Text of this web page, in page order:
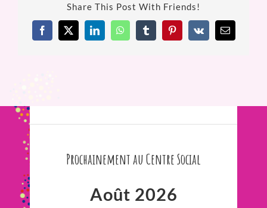
Share This Post With Friends!
Facebook
X LinkedInWhatsAppTumblrPinterest
Vk Email
Prochainement au Centre Social
Août 2026